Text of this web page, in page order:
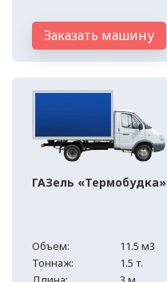
Заказать машину
ГАЗель «Термобудка»
Объем:
11.5 м3
Тоннаж:
1.5 т.